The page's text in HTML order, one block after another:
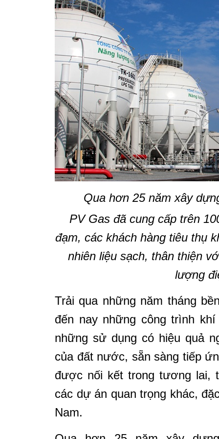
Qua hơn 25 năm xây
PV Gasđã cung cấp trên
đạm, các khách hàng tiêu thụ
nhiên liệu sạch, thân thiện
lượng
Trải qua những năm tháng
đến nay những công trình
những sử dụng có hiệu quả
của đất nước, sẵn sàng tiếp
được nối kết trong tương lai,
các dự án quan trọng khác,
Nam.